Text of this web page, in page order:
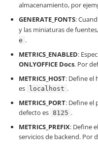
almacenamiento, por
GENERATE_FONTS:
y las miniaturas de
e .
METRICS_ENABLED:
ONLYOFFICE Docs. Por
METRICS_HOST: Define el
es
localhost .
METRICS_PORT: Define el
defecto es 8125 .
METRICS_PREFIX: Define
servicios de backend. Por